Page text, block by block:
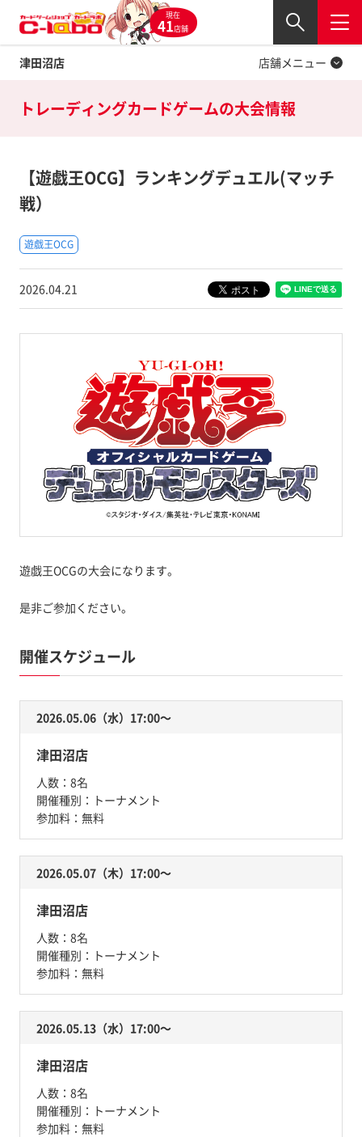
現在
41店舗
津田沼店
閉じる
店舗メニュー
Twitter
トレーディングカードゲームの大会情報
【遊戯王OCG】ランキングデュエル(マッチ
戦）
遊戯王OCG
2026.04.21
遊戯王OCGの大会になります。
是非ご参加ください。
開催スケジュール
2026.05.06（水）17:00〜
津田沼店
人数： 8名
開催種別： トーナメント
参加料： 無料
2026.05.07（木）17:00〜
津田沼店
人数： 8名
開催種別： トーナメント
参加料： 無料
2026.05.13（水）17:00〜
津田沼店
人数： 8名
開催種別： トーナメント
参加料： 無料